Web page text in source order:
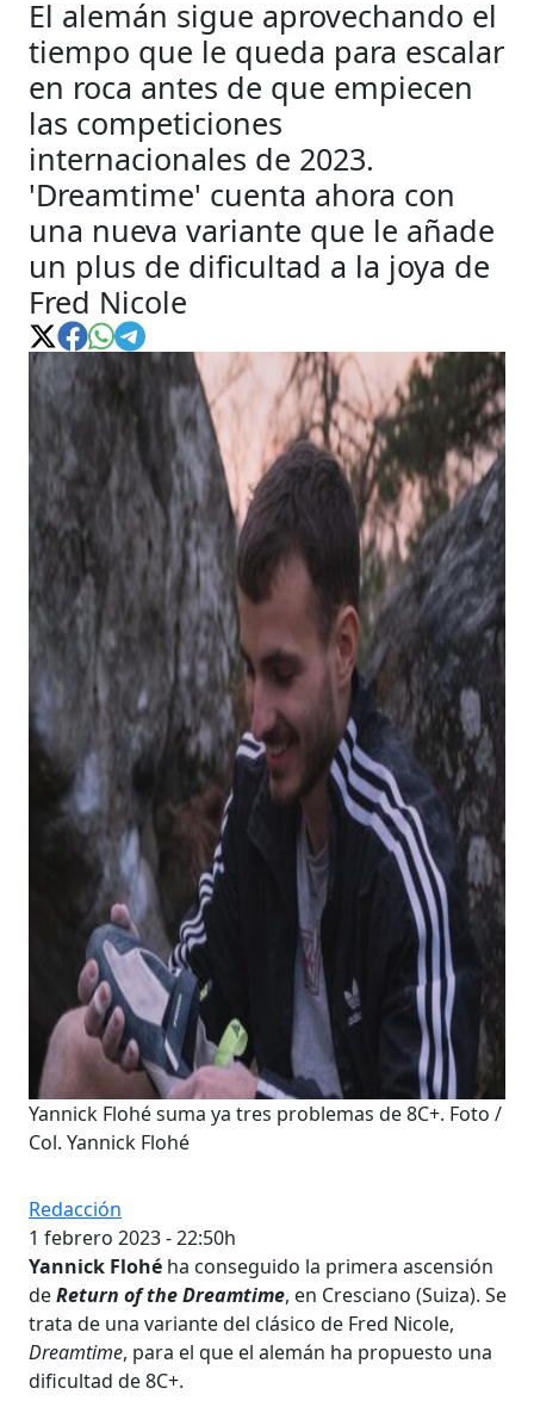
El alemán sigue aprovechando el
tiempo que le queda para escalar
en roca antes de que empiecen
las competiciones
internacionales de 2023.
'Dreamtime' cuenta ahora con
una nueva variante que le añade
un plus de dificultad a la joya de
Fred Nicole
Yannick Flohé suma ya tres problemas de 8C+. Foto /
Col. Yannick Flohé
Redacción
1 febrero 2023 - 22:50h
Yannick Flohé ha conseguido la primera ascensión
deReturn of the Dreamtime, en Cresciano (Suiza). Se
trata de una variante del clásico de Fred Nicole,
Dreamtime, para el que el alemán ha propuesto una
dificultad de 8C+.